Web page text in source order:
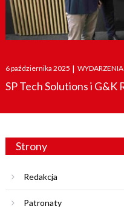
Posted
on
6 października 2025 | WYDARZENIA
SP Tech Solutions i G&K
Strony
Redakcja
Patronaty